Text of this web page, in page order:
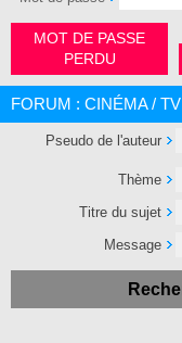
MOT DE PASSE
PERDU
FORUM : CINÉMA / TV
Pseudo de l'auteur
Thème
Titre du sujet
Message